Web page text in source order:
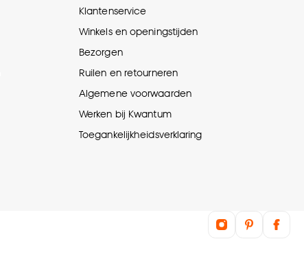
Klantenservice
Winkels en openingstijden
Bezorgen
Ruilen en retourneren
Algemene voorwaarden
Werken bij Kwantum
Toegankelijkheidsverklaring